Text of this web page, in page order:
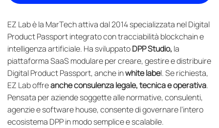
EZ Lab è la MarTech attiva dal 2014 specializzata nel Digital
Product Passport integrato con tracciabilità blockchain e
intelligenza artificiale. Ha sviluppatoDPP Studio, la
piattaforma SaaS modulare per creare, gestire e distribuire
Digital Product Passport, anche inwhite label. Se richiesta,
EZ Lab offreanche consulenza legale, tecnica e operativa.
Pensata per aziende soggette alle normative, consulenti,
agenzie e software house, consente di governare l’intero
ecosistema DPP in modo semplice e scalabile.